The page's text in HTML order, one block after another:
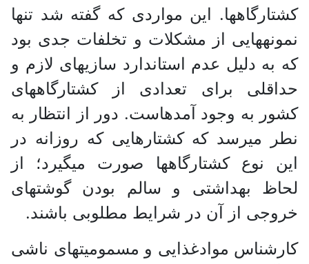
کشتارگاه­ها. این مواردی که گفته­ شد تنها
نمونه­هایی از مشکلات و تخلفات جدی بود
که به دلیل عدم استاندارد سازی­های لازم و
حداقلی برای تعدادی از کشتارگاه­های
کشور به وجود آمده­است. دور از انتظار به
نطر می­رسد که کشتار­هایی که روزانه در
این نوع کشتارگاه­ها صورت می­گیرد؛ از
لحاظ بهداشتی و سالم بودن گوشت­های
خروجی از آن در شرایط مطلوبی باشند.
کارشناس موادغذایی و مسمومیت­های ناشی